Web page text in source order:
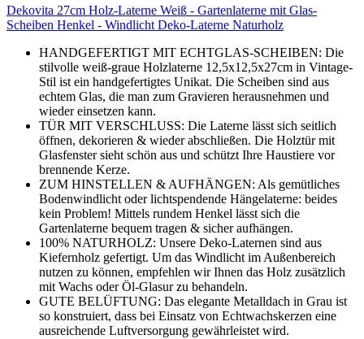
Dekovita 27cm Holz-Laterne Weiß - Gartenlaterne mit Glas-
Scheiben Henkel - Windlicht Deko-Laterne Naturholz
HANDGEFERTIGT MIT ECHTGLAS-SCHEIBEN: Die
stilvolle weiß-graue Holzlaterne 12,5x12,5x27cm in Vintage-
Stil ist ein handgefertigtes Unikat. Die Scheiben sind aus
echtem Glas, die man zum Gravieren herausnehmen und
wieder einsetzen kann.
TÜR MIT VERSCHLUSS: Die Laterne lässt sich seitlich
öffnen, dekorieren & wieder abschließen. Die Holztür mit
Glasfenster sieht schön aus und schützt Ihre Haustiere vor
brennende Kerze.
ZUM HINSTELLEN & AUFHÄNGEN: Als gemütliches
Bodenwindlicht oder lichtspendende Hängelaterne: beides
kein Problem! Mittels rundem Henkel lässt sich die
Gartenlaterne bequem tragen & sicher aufhängen.
100% NATURHOLZ: Unsere Deko-Laternen sind aus
Kiefernholz gefertigt. Um das Windlicht im Außenbereich
nutzen zu können, empfehlen wir Ihnen das Holz zusätzlich
mit Wachs oder Öl-Glasur zu behandeln.
GUTE BELÜFTUNG: Das elegante Metalldach in Grau ist
so konstruiert, dass bei Einsatz von Echtwachskerzen eine
ausreichende Luftversorgung gewährleistet wird.